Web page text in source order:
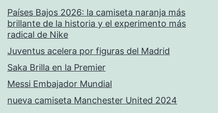
Países Bajos 2026: la camiseta naranja más
brillante de la historia y el experimento más
radical de Nike
Juventus acelera por figuras del Madrid
Saka Brilla en la Premier
Messi Embajador Mundial
nueva camiseta Manchester United 2024